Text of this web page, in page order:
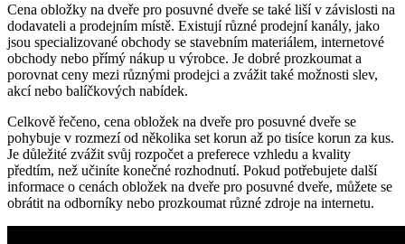
Cena obložky na dveře pro posuvné dveře se také liší v závislosti na
dodavateli a prodejním místě. Existují různé prodejní kanály, jako
jsou specializované obchody se stavebním materiálem, internetové
obchody nebo přímý nákup u výrobce. Je dobré prozkoumat a
porovnat ceny mezi různými prodejci a zvážit také možnosti slev,
akcí nebo balíčkových nabídek.
Celkově řečeno, cena obložek na dveře pro posuvné dveře se
pohybuje v rozmezí od několika set korun až po tisíce korun za kus.
Je důležité zvážit svůj rozpočet a preferece vzhledu a kvality
předtím, než učiníte konečné rozhodnutí. Pokud potřebujete další
informace o cenách obložek na dveře pro posuvné dveře, můžete se
obrátit na odborníky nebo prozkoumat různé zdroje na internetu.